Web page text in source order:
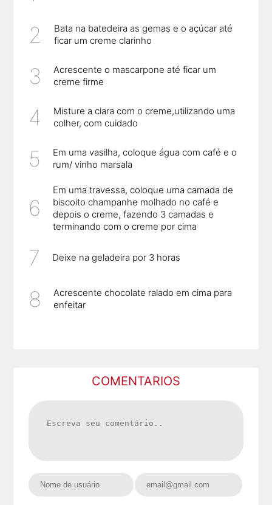
Bata na batedeira as gemas e o açúcar até
ficar um creme clarinho
Acrescente o mascarpone até ficar um
creme firme
Misture a clara com o creme,utilizando uma
colher, com cuidado
Em uma vasilha, coloque água com café e o
rum/ vinho marsala
Em uma travessa, coloque uma camada de
biscoito champanhe molhado no café e
depois o creme, fazendo 3 camadas e
terminando com o creme por cima
Deixe na geladeira por 3 horas
Acrescente chocolate ralado em cima para
enfeitar
COMENTARIOS